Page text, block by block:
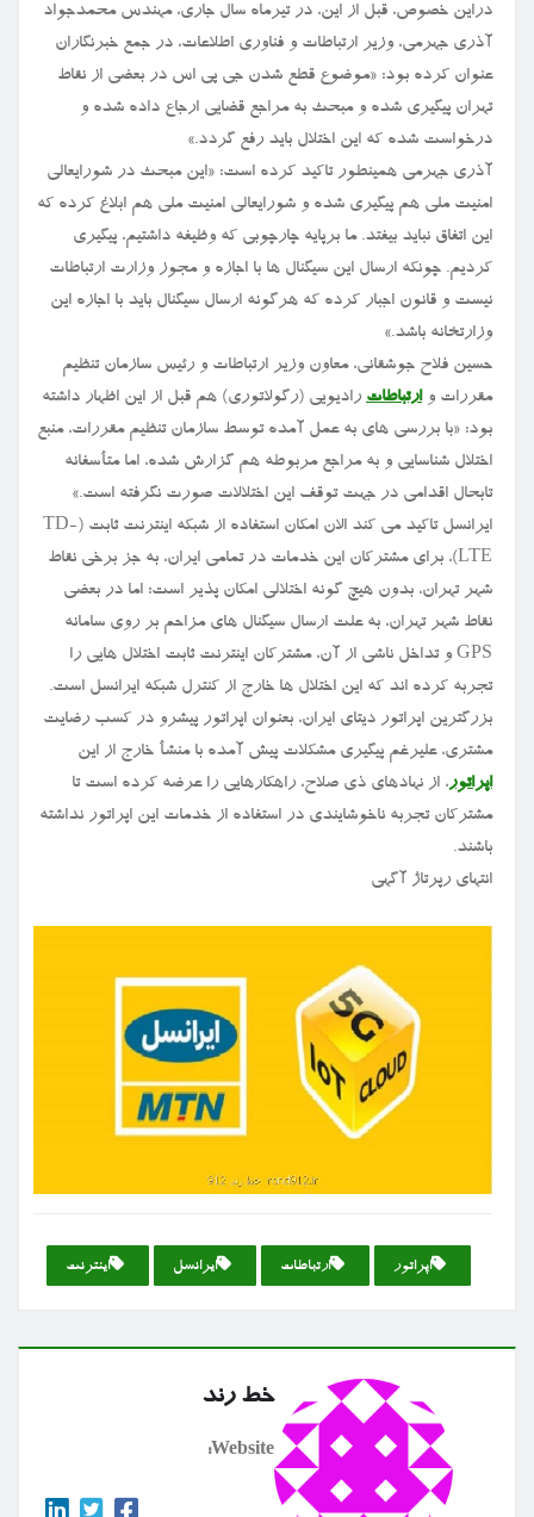
دراین خصوص، قبل از این، در تیرماه سال جاری، مهندس محمدجواد
آذری جهرمی، وزیر ارتباطات و فناوری اطلاعات، در جمع خبرنگاران
عنوان کرده بود: «موضوع قطع شدن جی پی اس در بعضی از نقاط
تهران پیگیری شده و مبحث به مراجع قضایی ارجاع داده شده و
درخواست شده که این اختلال باید رفع گردد.»
آذری جهرمی همینطور تاکید کرده است: «این مبحث در شورایعالی
امنیت ملی هم پیگیری شده و شورایعالی امنیت ملی هم ابلاغ کرده که
این اتفاق نباید بیفتد. ما برپایه چارچوبی که وظیفه داشتیم، پیگیری
کردیم. چونکه ارسال این سیگنال ها با اجازه و مجوز وزارت ارتباطات
نیست و قانون اجبار کرده که هرگونه ارسال سیگنال باید با اجازه این
وزارتخانه باشد.»
حسین فلاح جوشقانی، معاون وزیر ارتباطات و رئیس سازمان تنظیم
مقررات وارتباطات رادیویی (رگولاتوری) هم قبل از این اظهار داشته
بود: «با بررسی های به عمل آمده توسط سازمان تنظیم مقررات، منبع
اختلال شناسایی و به مراجع مربوطه هم گزارش شده، اما متأسفانه
تابحال اقدامی در جهت توقف این اختلالات صورت نگرفته است.»
ایرانسل تاکید می کند الان امکان استفاده از شبکه اینترنت ثابت (TD-
LTE)، برای مشترکان این خدمات در تمامی ایران، به جز برخی نقاط
شهر تهران، بدون هیچ گونه اختلالی امکان پذیر است؛ اما در بعضی
نقاط شهر تهران، به علت ارسال سیگنال های مزاحم بر روی سامانه
GPS و تداخل ناشی از آن، مشترکان اینترنت ثابت اختلال هایی را
تجربه کرده اند که این اختلال ها خارج از کنترل شبکه ایرانسل است.
بزرگترین اپراتور دیتای ایران، بعنوان اپراتور پیشرو در کسب رضایت
مشتری، علیرغم پیگیری مشکلات پیش آمده با منشأ خارج از این
اپراتور، از نهادهای ذی صلاح، راهکارهایی را عرضه کرده است تا
مشترکان تجربه ناخوشایندی در استفاده از خدمات این اپراتور نداشته
باشند.
انتهای رپرتاژ آگهی
اپراتور ارتباطات ایرانسل اینترنت
خط رند
Website: